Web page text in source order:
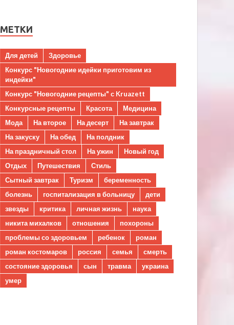
МЕТКИ
Для детей
Здоровье
Конкурс "Новогодние идейки приготовим из
индейки"
Конкурс "Новогодние рецепты" с Kruazett
Конкурсные рецепты
Красота
Медицина
Мода
На второе На десерт
На завтрак
На закуску
На обед
На полдник
На праздничный стол
На ужин
Новый год
Отдых
Путешествия
Стиль
Сытный завтрак
Туризм
беременность
болезнь
госпитализация в больницу
дети
звезды
критика личная жизнь
наука
никита михалков
отношения
похороны
проблемы со здоровьем
ребенок
роман
роман костомаров
россия семья
смерть
состояние здоровья
сын травма
украина
умер